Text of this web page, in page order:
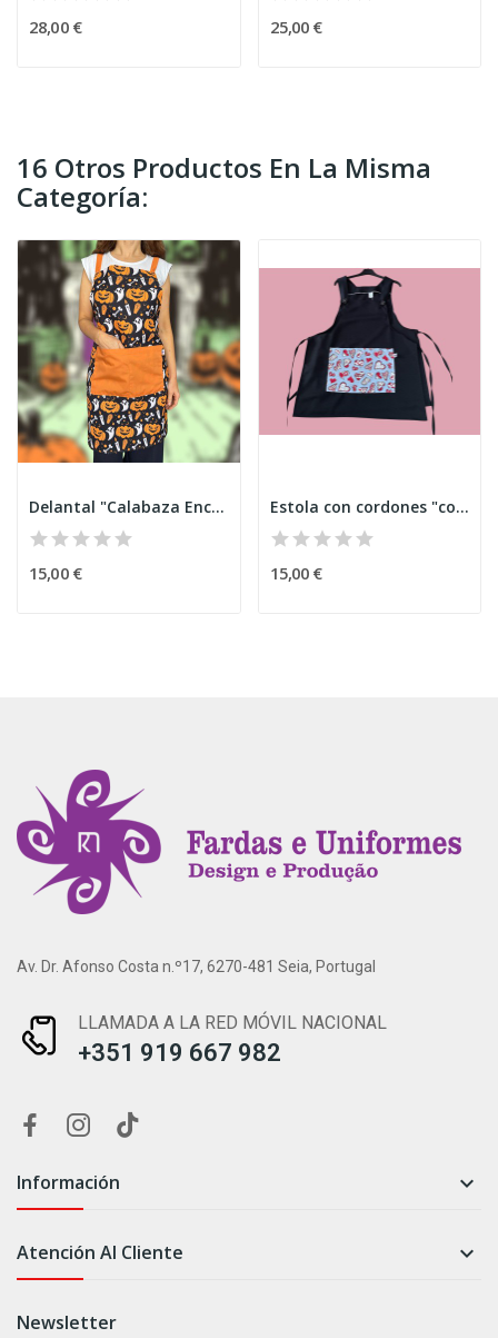
28,00 € 25,00 €
16 Otros Productos En La Misma
Categoría:
Delantal "Calabaza Encantada" Halloween
15,00 €
Estola con cordones "corazones"
15,00 €
Av. Dr. Afonso Costa n.º17, 6270-481 Seia, Portugal
LLAMADA A LA RED MÓVIL NACIONAL
+351 919 667 982
Información 
Atención Al Cliente 
Newsletter